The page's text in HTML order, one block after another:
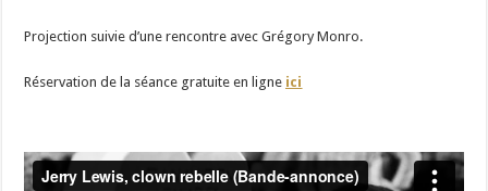
Projection suivie d’une rencontre avec Grégory Monro.
Réservation de la séance gratuite en ligne ici